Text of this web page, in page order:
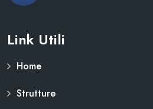
Link Utili
Home
Strutture